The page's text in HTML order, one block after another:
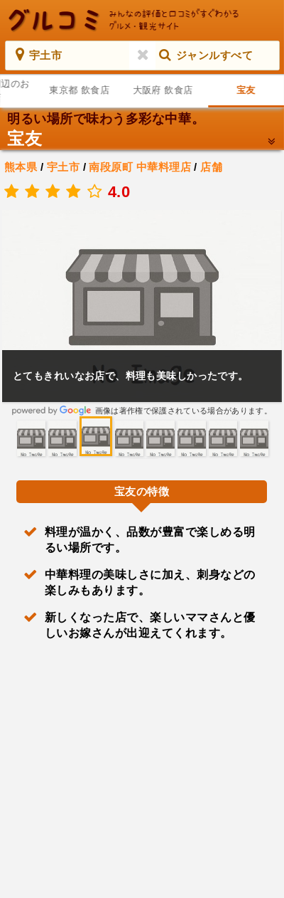
宇土市 ジャンルすべて
のお
東京都 飲食店 大阪府 飲食店 宝友
明るい場所で味わう多彩な中華。
宝友
熊本県 / 宇土市 /南段原町 中華料理店/ 店舗
4.0
とてもきれいなお店で、料理も美味しかったです。
画像は著作権で保護されている場合があります。
宝友の特徴
料理が温かく、品数が豊富で楽しめる明
るい場所です。
中華料理の美味しさに加え、刺身などの
楽しみもあります。
新しくなった店で、楽しいママさんと優
しいお嫁さんが出迎えてくれます。